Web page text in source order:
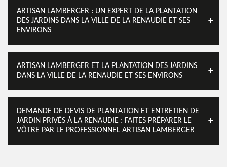
ARTISAN LAMBERGER : UN EXPERT DE LA PLANTATION
DES JARDINS DANS LA VILLE DE LA RENAUDIE ET SES
ENVIRONS
ARTISAN LAMBERGER ET LA PLANTATION DES JARDINS
DANS LA VILLE DE LA RENAUDIE ET SES ENVIRONS
DEMANDE DE DEVIS DE PLANTATION ET ENTRETIEN DE
JARDIN PRIVÉS À LA RENAUDIE : FAITES PRÉPARER LE
VÔTRE PAR LE PROFESSIONNEL ARTISAN LAMBERGER